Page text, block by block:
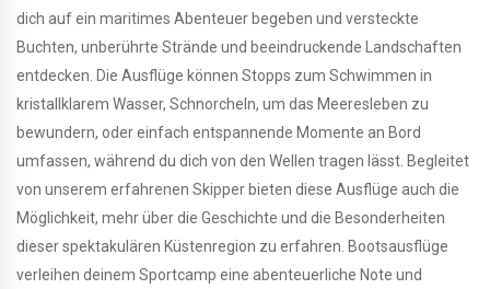
dich auf ein maritimes Abenteuer begeben und versteckte
Buchten, unberührte Strände und beeindruckende Landschaften
entdecken. Die Ausflüge können Stopps zum Schwimmen in
kristallklarem Wasser, Schnorcheln, um das Meeresleben zu
bewundern, oder einfach entspannende Momente an Bord
umfassen, während du dich von den Wellen tragen lässt. Begleitet
von unserem erfahrenen Skipper bieten diese Ausflüge auch die
Möglichkeit, mehr über die Geschichte und die Besonderheiten
dieser spektakulären Küstenregion zu erfahren. Bootsausflüge
verleihen deinem Sportcamp eine abenteuerliche Note und